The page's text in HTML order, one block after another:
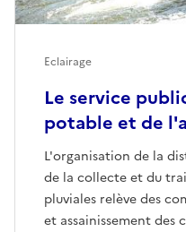
Le service
potable et de
L'organisation de la
de la collecte et du
pluviales relève des
et assainissement des
Eclairage